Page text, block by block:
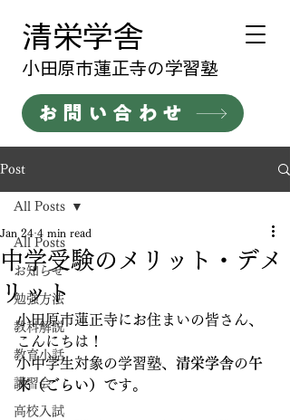
清栄学舎
​小田原市蓮正寺の学習塾
お問い合わせ
Post
All Posts
お知らせ
勉強方法
教科解説
教育小話
講習会
高校入試
All Posts
中学受験のメリット・デメ
リット
Jan 24 4 min read
小田原市蓮正寺にお住まいの皆さん、
こんにちは！
小中学生対象の学習塾、 清栄学舎の午
来（ごらい） です。